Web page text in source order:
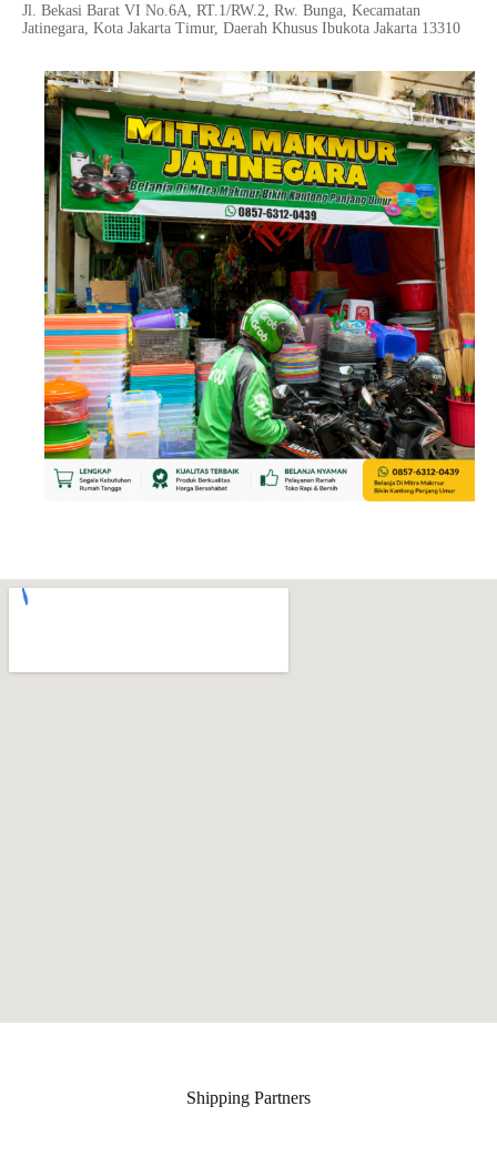
Jl. Bekasi Barat VI No.6A, RT.1/RW.2, Rw. Bunga, Kecamatan
Jatinegara, Kota Jakarta Timur, Daerah Khusus Ibukota Jakarta 13310
Shipping Partners